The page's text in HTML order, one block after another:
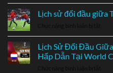
giá
Trận
Hà
Lan
và
Phá
Lịch
Đối
Đầu
Giữa
Lịch sử đối đầu giữa
sử
đối
đầu
Lịch Sử Đối Đầu
Hấp Dẫn Tại World